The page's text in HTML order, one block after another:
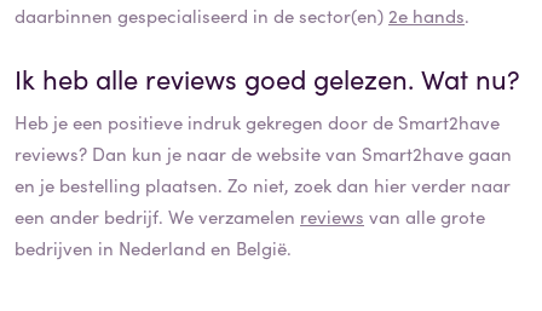
daarbinnen gespecialiseerd in de sector(en) 2e hands.
Ik heb alle reviews goed gelezen. Wat nu?
Heb je een positieve indruk gekregen door de Smart2have
reviews? Dan kun je naar de website van Smart2havegaan
en je bestelling plaatsen. Zo niet, zoek dan hier verder naar
een ander bedrijf. We verzamelen reviews van alle grote
bedrijven in Nederland en België.